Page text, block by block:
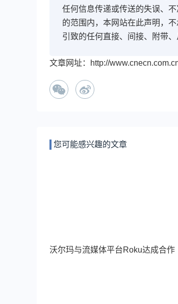
任何信息传递或传送的失误、
的范围内，本网站在此声明，
引致的任何直接、间接、附带
文章网址：http://
您可能感兴趣的文章
沃尔玛与流媒体平台Roku达成合作